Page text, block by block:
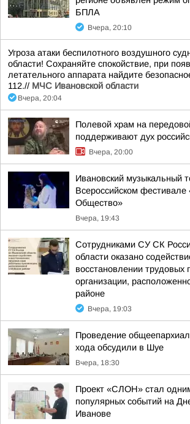
БПЛА
Вчера, 20:10
Угроза атаки беспилотного воздушного
области! Сохраняйте спокойствие, при
летательного аппарата найдите
112.// МЧС Ивановской области
Вчера, 20:04
Полевой храм на
поддерживают дух
Вчера, 20:00
Ивановский музыкальный
Всероссийском фестивале
Общество»
Вчера, 19:43
Сотрудниками СУ СК
области оказано
восстановлении трудовых
организации,
районе
Вчера, 19:03
Проведение
хода обсудили в Шуе
Вчера, 18:30
Проект «СЛОН» стал
популярных событий на
Иванове